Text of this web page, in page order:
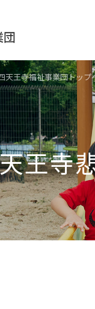
天王寺福祉事業団トップ
王寺